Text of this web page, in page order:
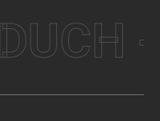
-